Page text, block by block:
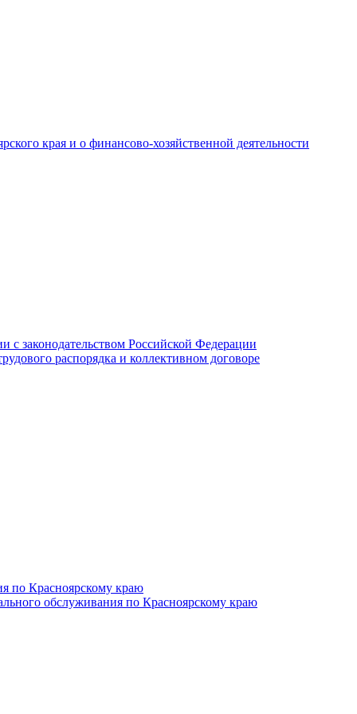
края и о финансово-хозяйственной деятельности
законодательством Российской Федерации
распорядка и коллективном договоре
по Красноярскому краю
обслуживания по Красноярскому краю